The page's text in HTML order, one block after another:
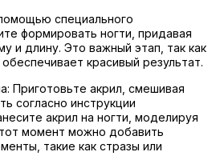
специального
формировать ногти, придавая
и длину. Это важный этап, так как
красивый результат.
Приготовьте акрил, смешивая
согласно инструкции
акрил на ногти, моделируя
момент можно добавить
такие как стразы или